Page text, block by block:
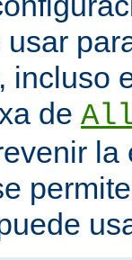
incluso
de
la